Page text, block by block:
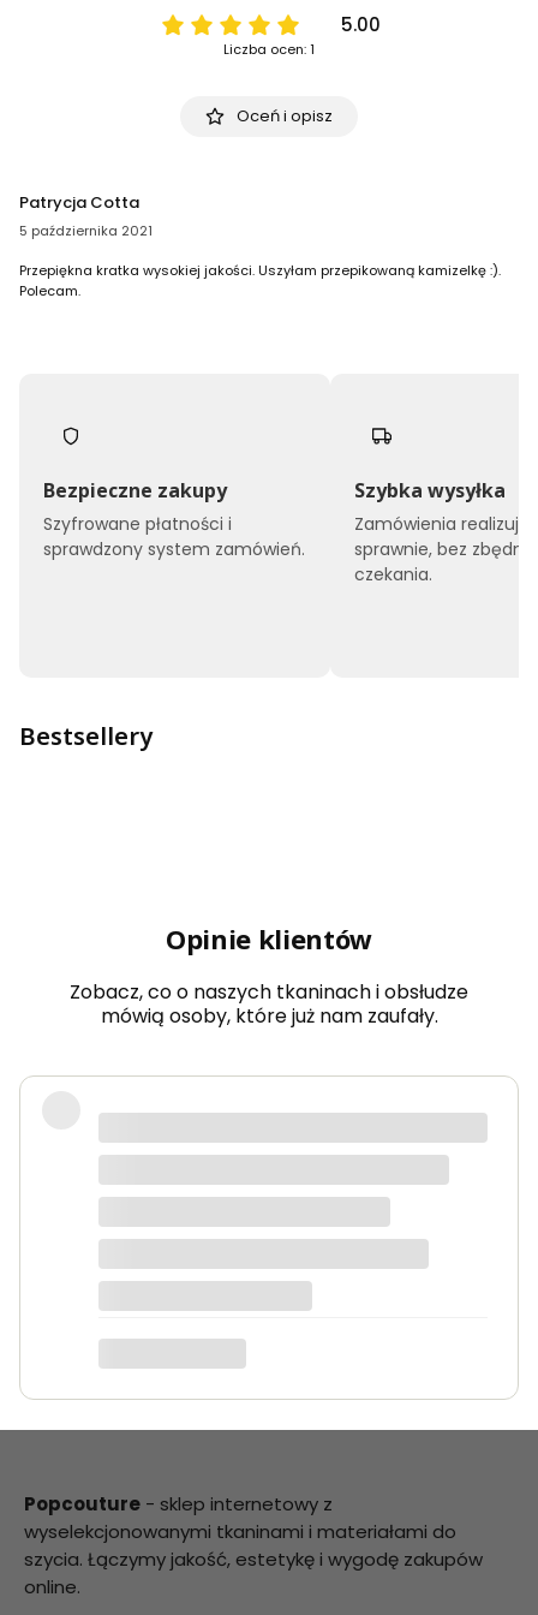
5.00
Liczba ocen: 1
Oceń i opisz
Patrycja Cotta
5 października 2021
Przepiękna kratka wysokiej jakości. Uszyłam przepikowaną kamizelkę :).
Polecam.
Bezpieczne zakupy
Szyfrowane płatności i
sprawdzony system zamówień.
Szybka wysyłka
Zamówienia
sprawnie, bez
czekania.
Bestsellery
Opinie klientów
Zobacz, co o naszych tkaninach i obsłudze
mówią osoby, które już nam zaufały.
Bardzo dobra jakość tkanin, kolory
dokładnie takie jak na zdjęciach.
Zamówienie przyszło szybko i było
Anna K.
Popcouture - sklep internetowy z
wyselekcjonowanymi tkaninami i materiałami do
szycia. Łączymy jakość, estetykę i wygodę zakupów
online.